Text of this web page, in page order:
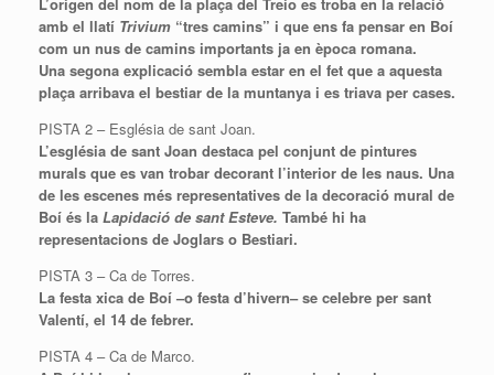
amb el llatí Trivium “tres camins” i que ens fa pensar en Boí
com un nus de camins importants ja en època romana.
Una segona explicació sembla estar en el fet que a aquesta
plaça arribava el bestiar de la muntanya i es triava per cases.
PISTA 2 – Església de sant Joan.
L’església de sant Joan destaca pel conjunt de pintures
murals que es van trobar decorant l’interior de les naus. Una
de les escenes més representatives de la decoració mural de
Boí és la Lapidació de sant Esteve. També hi ha
representacions de Joglars o Bestiari.
PISTA 3 – Ca de Torres.
La festa xica de Boí –o festa d’hivern– se celebre per sant
Valentí, el 14 de febrer.
PISTA 4 – Ca de Marco.